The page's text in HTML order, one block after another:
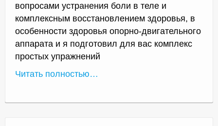
вопросами устранения боли в теле и
комплексным восстановлением здоровья, в
особенности здоровья опорно-двигательного
аппарата и я подготовил для вас комплекс
простых упражнений
Читать полностью…